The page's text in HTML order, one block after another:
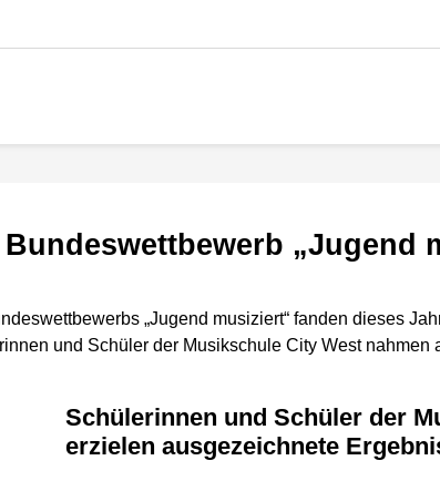
Bundeswettbewerb „Jugend
„Jugend musiziert“ fanden dieses
und Schüler der Musikschule City West nahmen
Schülerinnen und Schüler der Musikschule City West
erzielen ausgezeichnete